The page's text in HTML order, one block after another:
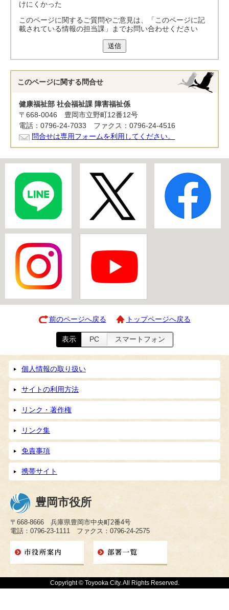
けにくかった
このページに関するご質問やご意見は、「このページに記
載されている情報の担当課」までお問い合わせください
送信
このページに関する 問合せ
健康福祉部 社会福祉課 障害福祉係
〒668-0046 豊岡市立野町12番12号
電話：0796-24-7033 ファクス：0796-24-4516
問合せは専用フォームを利用してください。
前のページへ戻る トップページへ戻る
表示 PC スマートフォン
個人情報の取り扱い
サイトの利用方法
リンク・著作権
リンク集
免責事項
携帯サイト
豊岡市役所
〒668-8666 兵庫県豊岡市中央町2番4号
電話：0796-23-1111 ファクス：0796-24-2575
Copyright © Toyooka City. All Rights Reserved.